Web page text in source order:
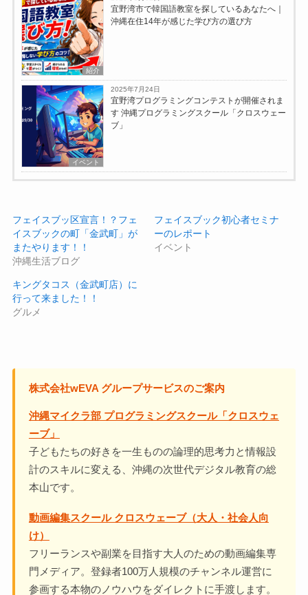
紹介
宜野湾市で韓国語教室を探しているあなたへ｜
沖縄在住14年が感じた学び方の選び方
イベント
2025年7月24日
宜野湾プログラミングコンテストが開催されま
す 沖縄プログラミングスクール「クロスウェー
ブ」
フェイスブッ区宣言！？フェ
イスブックの町「金武町」が
またやります！！
沖縄生活ブログ
フェイスブック初心者セミナ
ーのレポート
イベント
キングタコス（金武町店）に
行って来ました！！
グルメ
株式会社wEVA グループサービスのご案内
沖縄マイクラ部 プログラミングスクール「クロスウェ
ーブ」
子どもたちの好きを一生ものの論理的思考力と情報設
計のスキルに変える、沖縄の次世代デジタル教育の総
本山です。
動画編集スクール クロスウェーブ（大人・社会人向
け）
フリーランスや副業を目指す大人のための動画編集専
門メディア。登録者100万人規模のチャンネル運営に
参画する本物のノウハウをダイレクトに手渡します。